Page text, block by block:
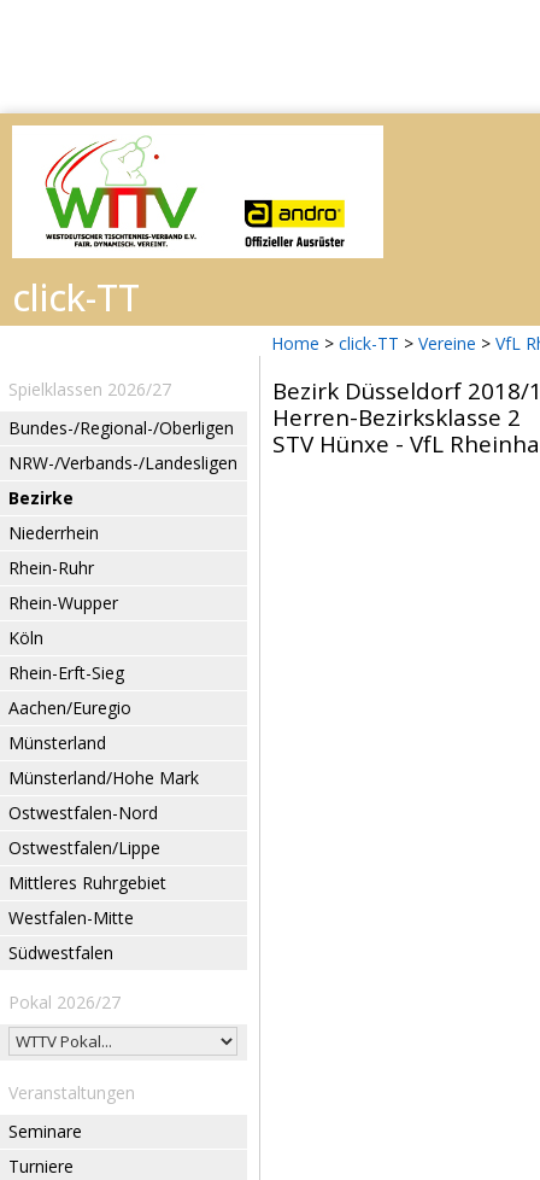
Home > click-TT > Vereine > VfL
Spielklassen 2026/27
Bundes-/Regional-/Oberligen
NRW-/Verbands-/Landesligen
Bezirke
Niederrhein
Rhein-Ruhr
Rhein-Wupper
Köln
Rhein-Erft-Sieg
Aachen/Euregio
Münsterland
Münsterland/Hohe Mark
Ostwestfalen-Nord
Ostwestfalen/Lippe
Mittleres Ruhrgebiet
Westfalen-Mitte
Südwestfalen
Pokal 2026/27
Veranstaltungen
Seminare
Turniere
Bezirk Düsseldorf 2018/
Herren-Bezirksklasse 2
STV Hünxe - VfL